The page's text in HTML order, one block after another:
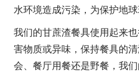
水环境造成污染，为保护地球
我们的甘蔗渣餐具使用起来
害物质或异味，保持餐具的
会、餐厅用餐还是野餐，我